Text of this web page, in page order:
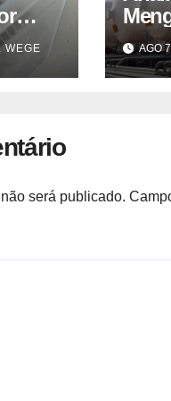
em
do
WEGE AGO
será publicado.